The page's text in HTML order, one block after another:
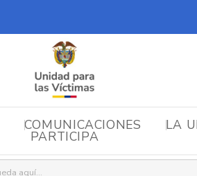
COMUNICACIONES LA
PARTICIPA